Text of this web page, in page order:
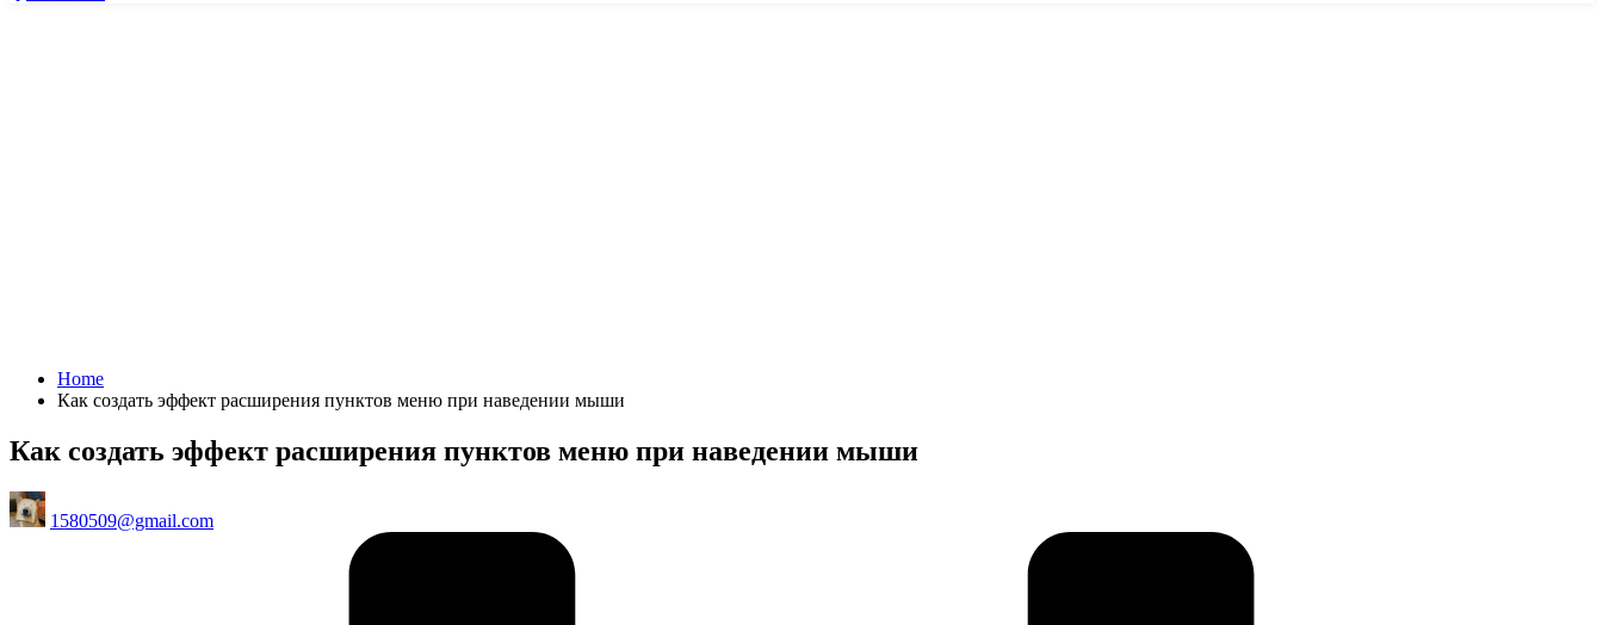
Home
Как создать эффект расширения пунктов меню при наведении мыши
Как создать эффект расширения пунктов меню при наведении мыши
Posted
by
1580509@gmail.com